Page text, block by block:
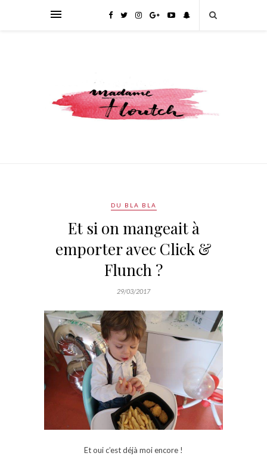
DU BLA BLA
Et si on mangeait à
emporter avec Click &
Flunch ?
29/03/2017
Et oui c’est déjà moi encore !